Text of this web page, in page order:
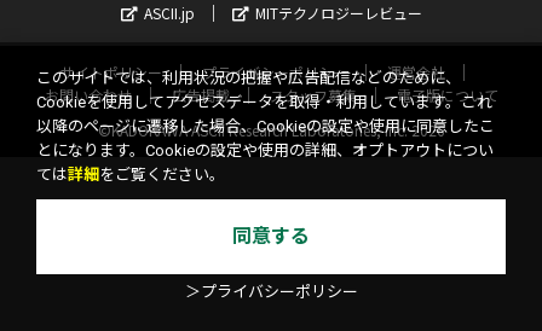
ASCII.jp
MITテクノロジーレビュー
サイトポリシー プライバシーポリシー
運営会社
お問い合わせ
広告掲載 スタッフ募集
電子版について
©KADOKAWA ASCII Research Laboratories, Inc. 2026
このサイトでは、利用状況の把握や広告配信などのために、
Cookieを使用してアクセスデータを取得・利用しています。これ
以降のページに遷移した場合、Cookieの設定や使用に同意したこ
とになります。Cookieの設定や使用の詳細、オプトアウトについ
ては詳細 をご覧ください。
同意する
＞プライバシーポリシー